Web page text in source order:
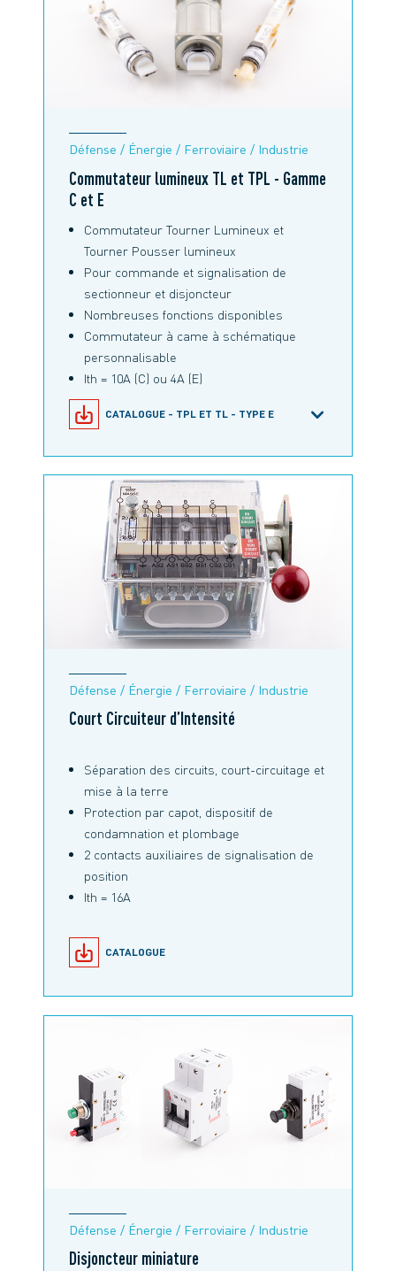
Défense / Énergie / Ferroviaire / Industrie
Commutateur lumineux TL et TPL - Gamme
C et E
Commutateur Tourner Lumineux et
Tourner Pousser lumineux
Pour commande et signalisation de
sectionneur et disjoncteur
Nombreuses fonctions disponibles
Commutateur à came à schématique
personnalisable
Ith = 10A (C) ou 4A (E)
CATALOGUE - TPL ET TL - TYPE E
Défense / Énergie / Ferroviaire / Industrie
Court Circuiteur d’Intensité
Séparation des circuits, court-circuitage et
mise à la terre
Protection par capot, dispositif de
condamnation et plombage
2 contacts auxiliaires de signalisation de
position
Ith = 16A
CATALOGUE
Défense / Énergie / Ferroviaire / Industrie
Disjoncteur miniature